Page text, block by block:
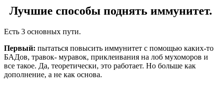
Лучшие способы поднять иммунитет.
Есть 3 основных пути.
Первый: пытаться повысить иммунитет с помощью каких-то
БАДов, травок- муравок, приклеивания на лоб мухоморов и
все такое. Да, теоретически, это работает. Но больше как
дополнение, а не как основа.